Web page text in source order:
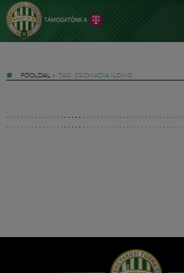
FŐOLDAL » TAG: CSIZMADIA ILDIKÓ
Hírek